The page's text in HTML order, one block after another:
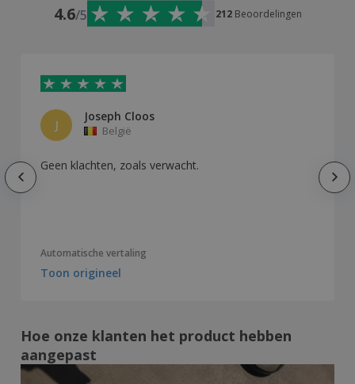
4.6/5 212 Beoordelingen
J
Joseph Cloos
België
Geen klachten, zoals verwacht.
Automatische vertaling
Toon origineel
Hoe onze klanten het product hebben
aangepast